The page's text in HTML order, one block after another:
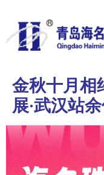
金秋十月相
展·武汉站